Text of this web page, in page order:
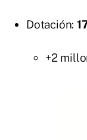
Dotación:
+2